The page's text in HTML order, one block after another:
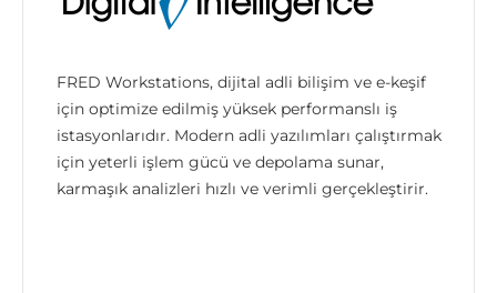
FRED Workstations, dijital adli bilişim ve e-keşif
için optimize edilmiş yüksek performanslı iş
istasyonlarıdır. Modern adli yazılımları çalıştırmak
için yeterli işlem gücü ve depolama sunar,
karmaşık analizleri hızlı ve verimli gerçekleştirir.